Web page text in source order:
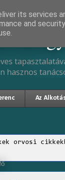
Az
orvosi
its services
and